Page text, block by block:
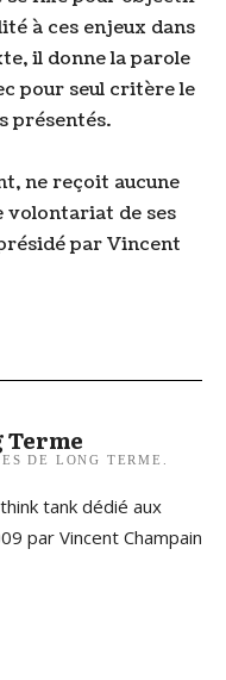
à ces enjeux dans
il donne la parole
pour seul critère le
présentés.
ne reçoit aucune
volontariat de ses
par Vincent
Terme
DE LONG TERME.
tank dédié aux
par Vincent Champain